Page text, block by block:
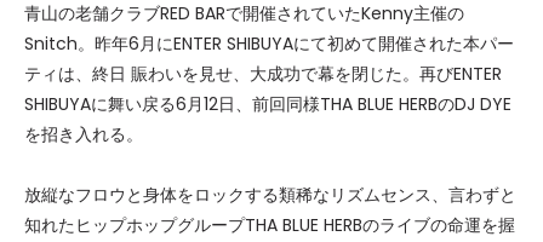
青山の老舗クラブRED BARで開催されていたKenny主催の
Snitch。昨年6月にENTER SHIBUYAにて初めて開催された本パー
ティは、終日 賑わいを見せ、大成功で幕を閉じた。再びENTER
SHIBUYAに舞い戻る6月12日、前回同様THA BLUE HERBのDJ DYE
を招き入れる。
放縦なフロウと身体をロックする類稀なリズムセンス、言わずと
知れたヒップホップグループTHA BLUE HERBのライブの命運を握